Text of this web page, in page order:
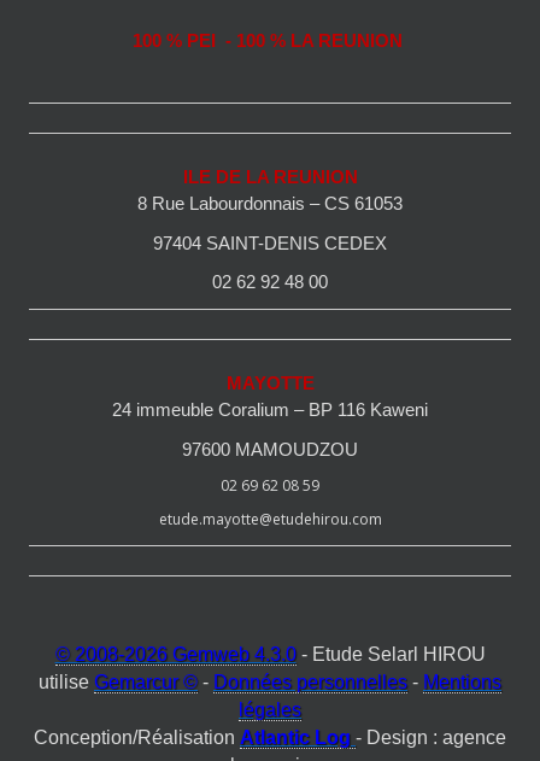
100 % PEI - 100 % LA REUNION
ILE DE LA REUNION
8 Rue Labourdonnais – CS 61053
97404 SAINT-DENIS CEDEX
02 62 92 48 00
MAYOTTE
24 immeuble Coralium – BP 116 Kaweni
97600 MAMOUDZOU
02 69 62 08 59
etude.mayotte@etudehirou.com
© 2008-2026 Gemweb 4.3.0- Etude Selarl HIROU
utilise Gemarcur © - Données personnelles - Mentions
légales
Conception/Réalisation Atlantic Log - Design : agence